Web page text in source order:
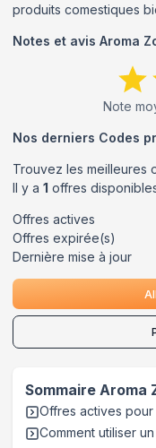
produits comestiques
Notes et avis Aroma
Note
Nos derniers Codes
Trouvez les meilleures
Il y a 1 offres
Offres actives
Offres expirée(s)
Dernière mise à jour
Sommaire Aroma
Offres actives pour
Comment utiliser